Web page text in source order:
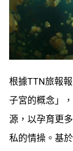
根據TTN旅報
子宮的概念」
源，以孕育更
私的情操。基